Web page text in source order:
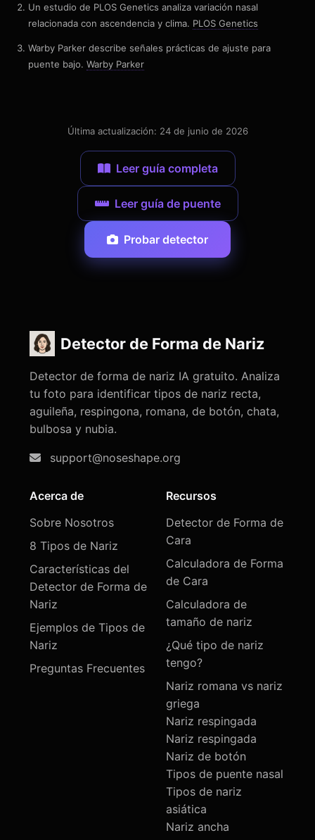
Un estudio de PLOS Genetics analiza variación nasal
relacionada con ascendencia y clima. PLOS Genetics
Warby Parker describe señales prácticas de ajuste para
puente bajo. Warby Parker
Última actualización: 24 de junio de 2026
Leer guía completa
Leer guía de puente
Probar detector
Detector de Forma de Nariz
Detector de forma de nariz IA gratuito. Analiza
tu foto para identificar tipos de nariz recta,
aguileña, respingona, romana, de botón, chata,
bulbosa y nubia.
support@noseshape.org
Acerca de
Sobre Nosotros
8 Tipos de Nariz
Características del
Detector de Forma de
Nariz
Ejemplos de Tipos de
Nariz
Preguntas Frecuentes
Recursos
Detector de Forma de
Cara
Calculadora de Forma
de Cara
Calculadora de
tamaño de nariz
¿Qué tipo de nariz
tengo?
Nariz romana vs nariz
griega
Nariz respingada
Nariz respingada
Nariz de botón
Tipos de puente nasal
Tipos de nariz
asiática
Nariz ancha